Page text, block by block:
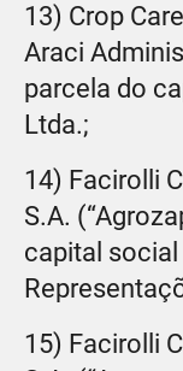
13) Crop
Araci
parcela do
Ltda.;
14) Facirolli
S.A.
capital
15) Facirolli